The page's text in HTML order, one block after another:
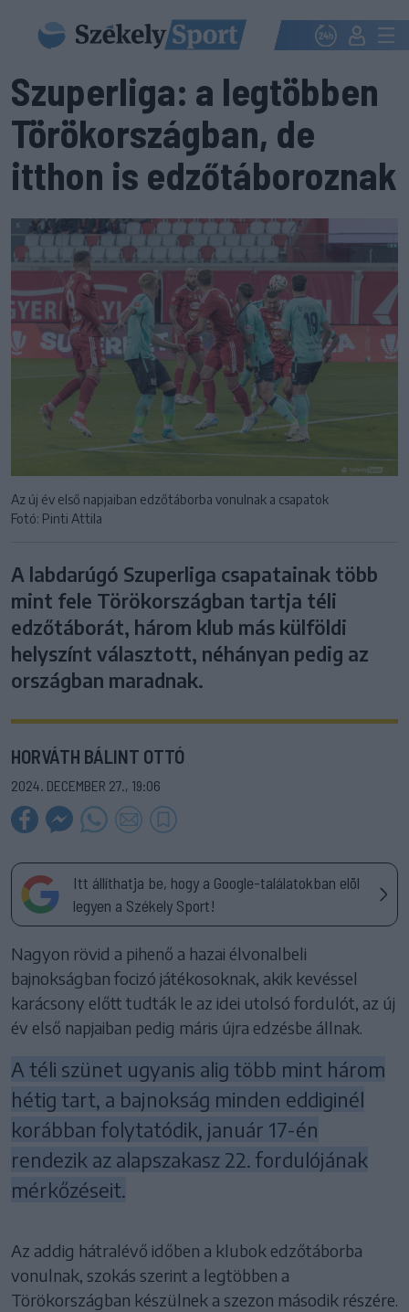
Szuperliga: a legtöbben
Törökországban, de
itthon is edzőtáboroznak
Az új év első napjaiban edzőtáborba vonulnak a csapatok
Fotó: Pinti Attila
A labdarúgó Szuperliga csapatainak több
mint fele Törökországban tartja téli
edzőtáborát, három klub más külföldi
helyszínt választott, néhányan pedig az
országban maradnak.
HORVÁTH BÁLINT OTTÓ
2024. DECEMBER 27., 19:06
Itt állíthatja be, hogy a Google-találatokban elöl
legyen a Székely Sport!
Nagyon rövid a pihenő a hazai élvonalbeli
bajnokságban focizó játékosoknak, akik kevéssel
karácsony előtt tudták le az idei utolsó fordulót, az új
év első napjaiban pedig máris újra edzésbe állnak.
A téli szünet ugyanis alig több mint három
hétig tart, a bajnokság minden eddiginél
korábban folytatódik, január 17-én
rendezik az alapszakasz 22. fordulójának
mérkőzéseit.
Az addig hátralévő időben a klubok edzőtáborba
vonulnak, szokás szerint a legtöbben a
Törökországban készülnek a szezon második részére.